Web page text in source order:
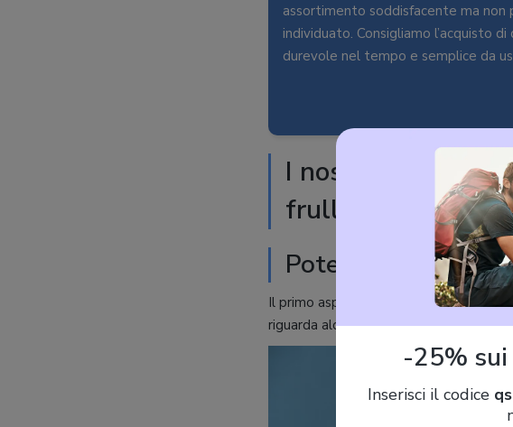
assortimento soddisfacente ma non
individuato. Consigliamo l’acquisto
durevole nel tempo e semplice da
I nostri voti sui
frullatore ad
Potenza e tipo
Il primo aspetto da osservare quando
riguarda alcune dellecaratteristiche
-25%
Inserisci il codice